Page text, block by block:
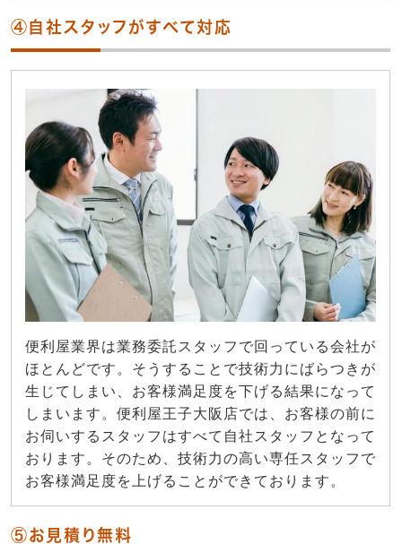
④自社スタッフがすべて対応
便利屋業界は業務委託スタッフで回っている会社が
ほとんどです。そうすることで技術力にばらつきが
生じてしまい、お客様満足度を下げる結果になって
しまいます。便利屋王子大阪店では、お客様の前に
お伺いするスタッフはすべて自社スタッフとなって
おります。そのため、技術力の高い専任スタッフで
お客様満足度を上げることができております。
⑤お見積り無料